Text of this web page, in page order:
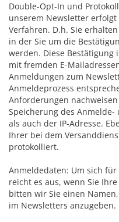
Double-Opt-In und
unserem Newsletter
Verfahren. D.h. Sie
in der Sie um die
werden. Diese
mit fremden E-
Anmeldungen zum
Anmeldeprozess
Anforderungen
Speicherung des
als auch der IP-Adresse.
Ihrer bei dem
protokolliert.
Anmeldedaten: Um sich
reicht es aus, wenn Sie
bitten wir Sie einen
im Newsletters anzugeben.